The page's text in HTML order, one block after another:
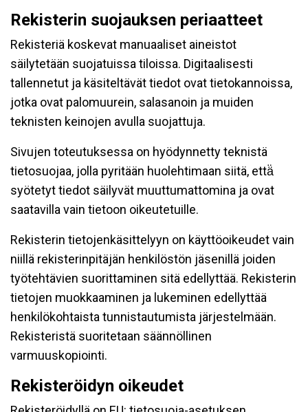
Rekisterin suojauksen periaatteet
Rekisteriä koskevat manuaaliset aineistot
säilytetään suojatuissa tiloissa. Digitaalisesti
tallennetut ja käsiteltävät tiedot ovat tietokannoissa,
jotka ovat palomuurein, salasanoin ja muiden
teknisten keinojen avulla suojattuja.
Sivujen toteutuksessa on hyödynnetty teknistä
tietosuojaa, jolla pyritään huolehtimaan siitä, että̈
syötetyt tiedot säilyvät muuttumattomina ja ovat
saatavilla vain tietoon oikeutetuille.
Rekisterin tietojenkäsittelyyn on käyttöoikeudet vain
niillä rekisterinpitäjän henkilöstön jäsenillä joiden
työtehtävien suorittaminen sitä edellyttää. Rekisterin
tietojen muokkaaminen ja lukeminen edellyttää
henkilökohtaista tunnistautumista järjestelmään.
Rekisteristä suoritetaan säännöllinen
varmuuskopiointi.
Rekisteröidyn oikeudet